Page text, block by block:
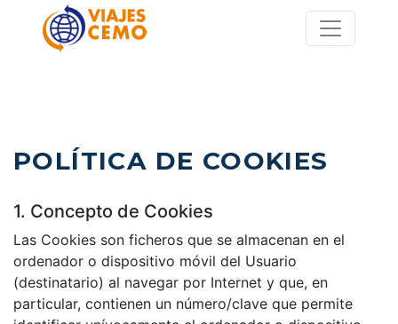
POLÍTICA DE COOKIES
1. Concepto de Cookies
Las Cookies son ficheros que se almacenan en el
ordenador o dispositivo móvil del Usuario
(destinatario) al navegar por Internet y que, en
particular, contienen un número/clave que permite